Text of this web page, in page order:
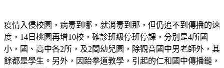
疫情入侵校園，病毒到哪，就消毒到那，但仍追不到傳播的速
度，14日桃園再增10校，確診班級停班停課，分別是4所國
小，國、高中各2所，及2間幼兒園，除觀音國中男老師外，其